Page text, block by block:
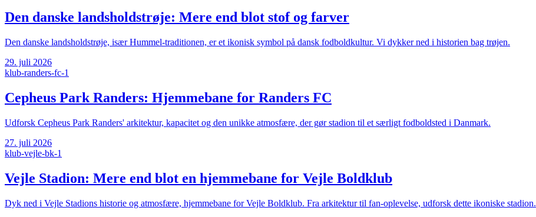
Den danske landsholdstrøje: Mere end blot stof og farver
Den danske landsholdstrøje, især Hummel-traditionen, er et ikonisk symbol på dansk fodboldkultur. Vi dykker ned i historien bag trøjen.
29. juli 2026
klub-randers-fc-1
Cepheus Park Randers: Hjemmebane for Randers FC
Udforsk Cepheus Park Randers' arkitektur, kapacitet og den unikke atmosfære, der gør stadion til et særligt fodboldsted i Danmark.
27. juli 2026
klub-vejle-bk-1
Vejle Stadion: Mere end blot en hjemmebane for Vejle Boldklub
Dyk ned i Vejle Stadions historie og atmosfære, hjemmebane for Vejle Boldklub. Fra arkitektur til fan-oplevelse, udforsk dette ikoniske stadion.